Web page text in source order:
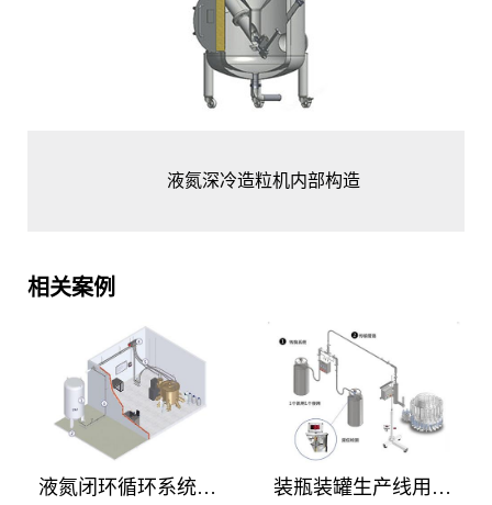
液氮深冷造粒机内部构造
相关案例
液氮闭环循环系统设计方案，适用于MBE设施中的液氮系统 装瓶装罐生产线用液氮灌装机（滴氮机）